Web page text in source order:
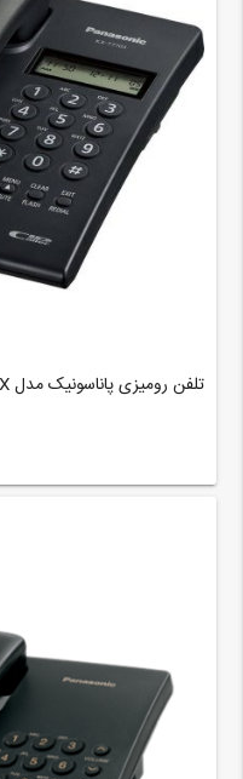
تلفن رومیزی پاناسونیک مدل KX-T7703X